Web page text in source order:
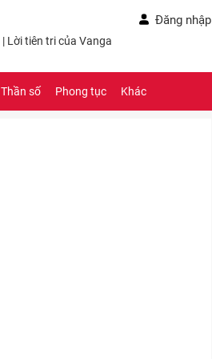
Đăng nhập
| Lời tiên tri của Vanga
Thần số Phong tục Khác